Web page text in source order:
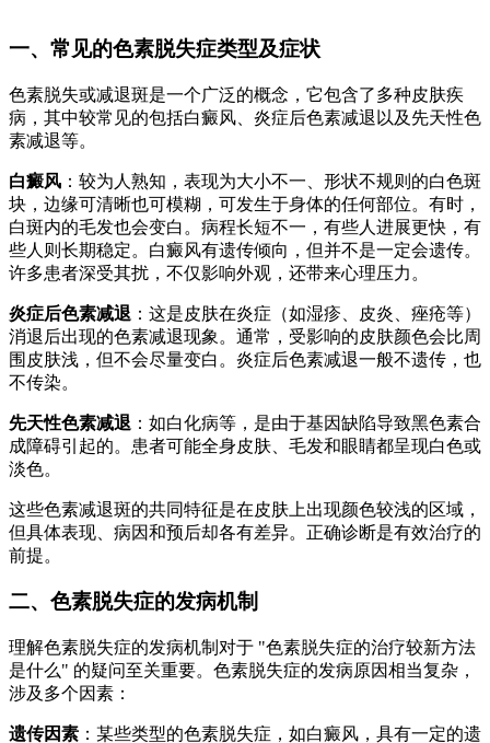
一、常见的色素脱失症类型及症状
色素脱失或减退斑是一个广泛的概念，它包含了多种皮肤疾
病，其中较常见的包括白癜风、炎症后色素减退以及先天性色
素减退等。
白癜风 ：较为人熟知，表现为大小不一、形状不规则的白色斑
块，边缘可清晰也可模糊，可发生于身体的任何部位。有时，
白斑内的毛发也会变白。病程长短不一，有些人进展更快，有
些人则长期稳定。白癜风有遗传倾向，但并不是一定会遗传。
许多患者深受其扰，不仅影响外观，还带来心理压力。
炎症后色素减退 ：这是皮肤在炎症（如湿疹、皮炎、痤疮等）
消退后出现的色素减退现象。通常，受影响的皮肤颜色会比周
围皮肤浅，但不会尽量变白。炎症后色素减退一般不遗传，也
不传染。
先天性色素减退 ：如白化病等，是由于基因缺陷导致黑色素合
成障碍引起的。患者可能全身皮肤、毛发和眼睛都呈现白色或
淡色。
这些色素减退斑的共同特征是在皮肤上出现颜色较浅的区域，
但具体表现、病因和预后却各有差异。正确诊断是有效治疗的
前提。
二、色素脱失症的发病机制
理解色素脱失症的发病机制对于 "色素脱失症的治疗较新方法
是什么" 的疑问至关重要。色素脱失症的发病原因相当复杂，
涉及多个因素：
遗传因素 ：某些类型的色素脱失症，如白癜风，具有一定的遗